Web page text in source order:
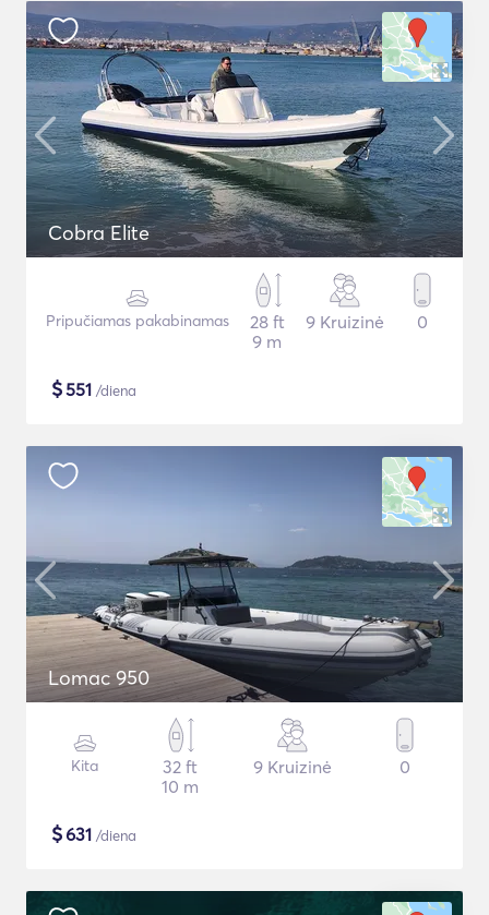
Cobra Elite
Pripučiamas pakabinamas
28 ft
9 m
9 Kruizinė 0
$551 /diena
Lomac 950
Kita
32 ft
10 m
9 Kruizinė 0
$631 /diena